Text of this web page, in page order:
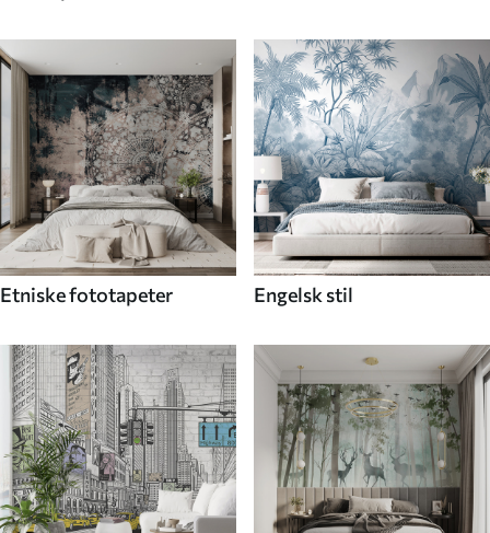
Etniske fototapeter Engelsk stil